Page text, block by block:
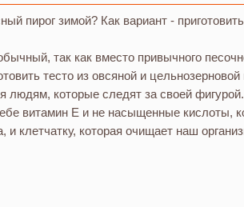
пирог зимой? Как вариант -
так как вместо привычного
тесто из овсяной и цельнозерновой
людям, которые следят за своей
витамин Е и не насыщенные кислоты,
и клетчатку, которая очищает наш